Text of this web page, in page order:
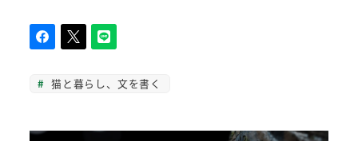
猫と暮らし、文を書く